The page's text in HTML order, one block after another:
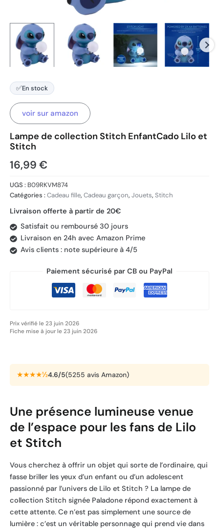
✅En stock
voir sur amazon
Lampe de collection Stitch EnfantCado Lilo et
Stitch
16,99 €
UGS : B09RKVM874
Catégories :Cadeau fille, Cadeau garçon, Jouets, Stitch
Livraison offerte à partir de 20€
Satisfait ou remboursé 30 jours
Livraison en 24h avec Amazon Prime
Avis clients : note supérieure à 4/5
Paiement sécurisé par CB ou PayPal
Prix vérifié le 23 juin 2026
Fiche mise à jour le 23 juin 2026
★★★★½4.6/5(5255 avis Amazon)
Une présence lumineuse venue
de l’espace pour les fans de Lilo
et Stitch
Vous cherchez à offrir un objet qui sorte de l’ordinaire, qui
fasse briller les yeux d’un enfant ou d’un adolescent
passionné par l’univers de Lilo et Stitch ? La lampe de
collection Stitch signée Paladone répond exactement à
cette attente. Ce n’est pas simplement une source de
lumière : c’est un véritable personnage qui prend vie dans